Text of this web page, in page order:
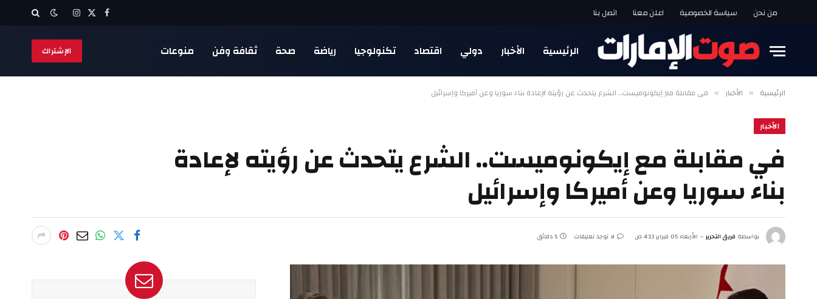
من نحن سياسة الخصوصية اعلن معنا اتصل بنا فيسبوك
X
الانستغرام
الرئيسية الأخبار دولي اقتصاد تكنولوجيا رياضة صحة ثقافة وفن منوعات الإشتراك
الرئيسية » الأخبار » في مقابلة مع إيكونوميست.. الشرع يتحدث عن رؤيته لإعادة بناء سوريا وعن أميركا وإسرائيل
الأخبار
في مقابلة مع إيكونوميست.. الشرع يتحدث عن رؤيته لإعادة
بناء سوريا وعن أميركا وإسرائيل
بواسطة فريق التحرير الأربعاء 05 فبراير 4:13 ص لا توجد تعليقات 5 دقائق